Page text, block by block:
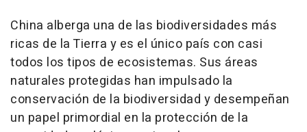
China alberga una de las biodiversidades más
ricas de la Tierra y es el único país con casi
todos los tipos de ecosistemas. Sus áreas
naturales protegidas han impulsado la
conservación de la biodiversidad y desempeñan
un papel primordial en la protección de la